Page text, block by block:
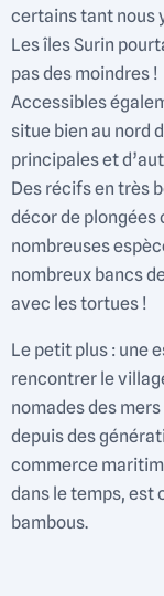
certains tant nous
Les îles Surin
pas des moindres !
Accessibles
situe bien au nord
principales et
Des récifs en très
décor de plongées
nombreuses
nombreux bancs
avec les tortues !
Le petit plus : une
rencontrer le
nomades des
depuis des
commerce
dans le temps, est
bambous.